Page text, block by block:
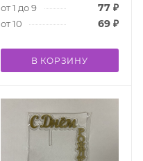
от 1 до 9 77 ₽
от 10 69 ₽
В КОРЗИНУ